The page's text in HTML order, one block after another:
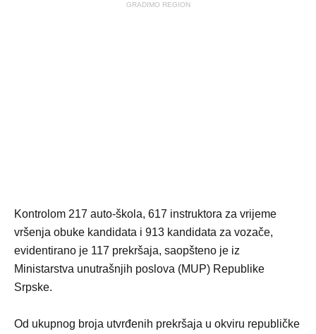
GRADIMO REGION
Kontrolom 217 auto-škola, 617 instruktora za vrijeme
vršenja obuke kandidata i 913 kandidata za vozače,
evidentirano je 117 prekršaja, saopšteno je iz
Ministarstva unutrašnjih poslova (MUP) Republike
Srpske.
Od ukupnog broja utvrđenih prekršaja u okviru republičke